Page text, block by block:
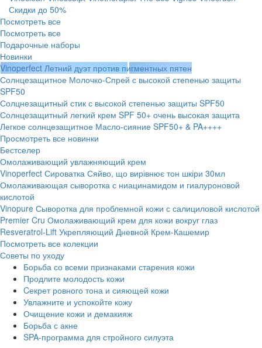
Скидки до 50%
Посмотреть все
Посмотреть все
Подарочные наборы
Новинки
Vinoperfect Летний дуэт против пигментных пятен
Солнцезащитное Молочко-Спрей с высокой степенью защиты
SPF50
Солцнезащитный стик с высокой степенью защиты SPF50
Солнцезащитный легкий крем SPF 50+ очень высокая защита
Легкое солнцезащитное Масло-сияние SPF50+ & PA++++
Просмотреть все новинки
Бестселер
Омолаживающий увлажняющий крем
Vinoperfect Сироватка Сяйво, що вирівнює тон шкіри 30мл
Омолаживающая сыворотка с ниацинамидом и гиалуроновой
кислотой
Vinopure Сыворотка для проблемной кожи с салициловой кислотой
Premier Cru Омолаживающий крем для кожи вокруг глаз
Resveratrol-Lift Укрепляющий Дневной Крем-Кашемир
Посмотреть все колекции
Советы по уходу
Борьба со всеми признаками старения кожи
Продлите молодость кожи
Cекрет ровного тона и сияющей кожи
Увлажните и успокойте кожу
Очищение кожи и демакияж
Борьба с акне
SPA-программа для стройного силуэта